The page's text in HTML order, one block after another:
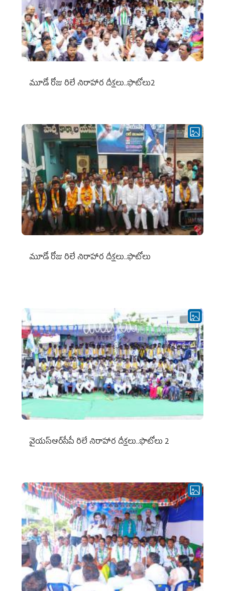
మూడో రోజు రిలే నిరాహార దీక్షలు..ఫొటోలు2
మూడో రోజు రిలే నిరాహార దీక్షలు..ఫొటోలు
వైయ‌స్ఆర్‌సీపీ రిలే నిరాహార దీక్షలు..ఫొటోలు 2